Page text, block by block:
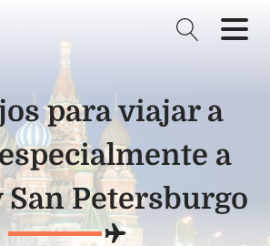
para viajar a
a
San Petersburgo